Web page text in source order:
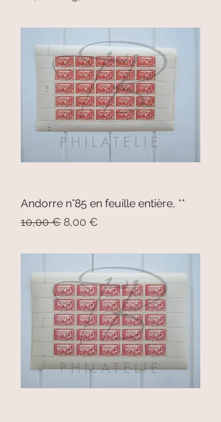
Andorre n°85 en feuille entière, **
Prix original
10,00 € Prix promotionnel
8,00 €